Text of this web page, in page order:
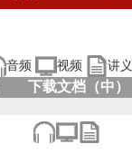
音频 视频 讲义
下载文档（中）